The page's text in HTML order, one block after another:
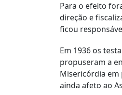
Para o efeito
direção e
ficou
Em 1936 os
propuseram a
Misericórdia
ainda afeto ao